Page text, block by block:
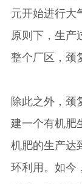
元开始进行大
原则下，生产
整个厂区，颈
除此之外，颈
建一个有机肥
机肥的生产达
环利用。如今